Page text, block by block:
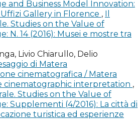
Mantova: Fratelli Negretti.
intorno ai monumenti
in Mantova negli anni 1854 e
Negretti.
Arti e degli Artefici di Mantova, I,
Agazzi.
intorno ai monumenti
and Business Model Innovation:
Gallery in Florence , Il
Studies on the Value of
N. 14 (2016): Musei e mostre tra
Livio Chiarullo, Delio
di Matera
cinematografica / Matera
cinematographic interpretation ,
Studies on the Value of
Supplementi (4/2016): La città di
turistica ed esperienze